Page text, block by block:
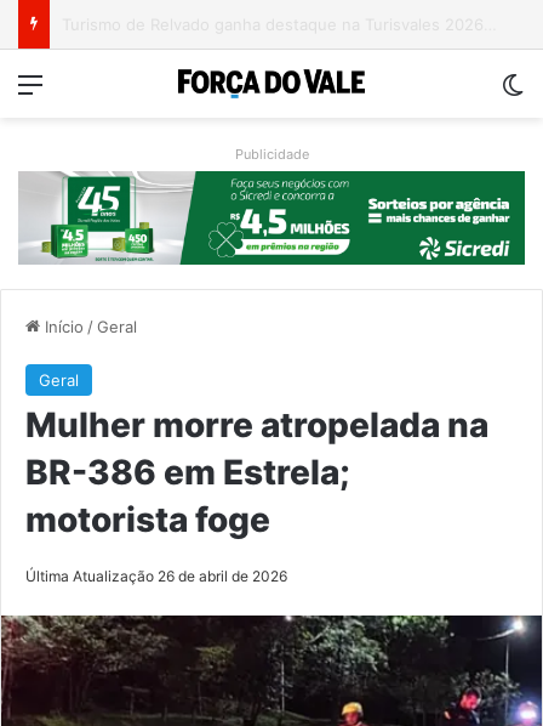
Menu
Publicidade
Início /Geral
Geral
Mulher morre atropelada na
BR-386 em Estrela;
motorista foge
Última Atualização 26 de abril de 2026